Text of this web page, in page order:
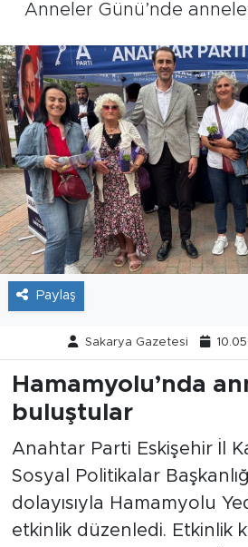
Anneler Günü’nde
Paylaş
Sakarya Gazetesi
Hamamyolu’nda
buluştular
Anahtar Parti Eskişehir İl
Sosyal Politikalar
dolayısıyla Hamamyolu
etkinlik düzenledi. Etkinlik
Kültür Sanat
Tarihçe
Resmi İlanlar
Söyleşi
Foto Şaka
Teknoloji
Politika
Haber Arşivi